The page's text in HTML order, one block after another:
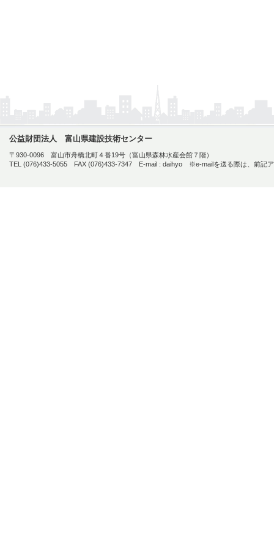
公益財団法人 富山県建設技術センター
〒930-0096 富山市舟橋北町４番19号（富山県森林水産会館７階）
TEL (076)433-5055 FAX (076)433-7347 E-mail : daihyo ※e-mailを送る際は、前記ア